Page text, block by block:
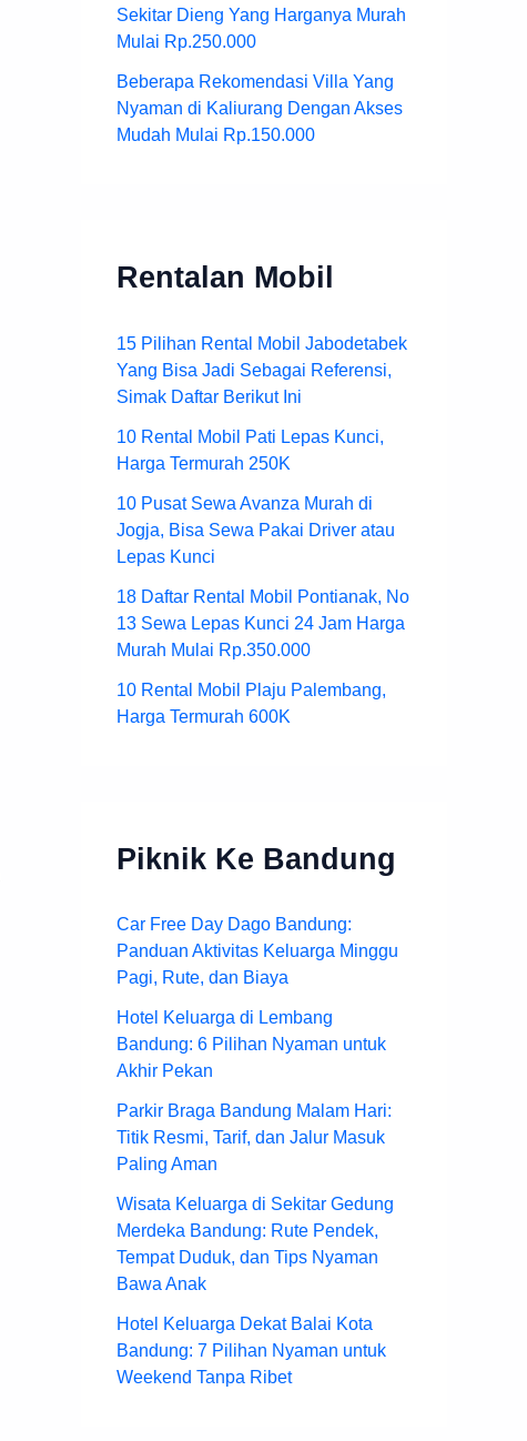
Sekitar Dieng Yang Harganya Murah
Mulai Rp.250.000
Beberapa Rekomendasi Villa Yang
Nyaman di Kaliurang Dengan Akses
Mudah Mulai Rp.150.000
Rentalan Mobil
15 Pilihan Rental Mobil Jabodetabek
Yang Bisa Jadi Sebagai Referensi,
Simak Daftar Berikut Ini
10 Rental Mobil Pati Lepas Kunci,
Harga Termurah 250K
10 Pusat Sewa Avanza Murah di
Jogja, Bisa Sewa Pakai Driver atau
Lepas Kunci
18 Daftar Rental Mobil Pontianak, No
13 Sewa Lepas Kunci 24 Jam Harga
Murah Mulai Rp.350.000
10 Rental Mobil Plaju Palembang,
Harga Termurah 600K
Piknik Ke Bandung
Car Free Day Dago Bandung:
Panduan Aktivitas Keluarga Minggu
Pagi, Rute, dan Biaya
Hotel Keluarga di Lembang
Bandung: 6 Pilihan Nyaman untuk
Akhir Pekan
Parkir Braga Bandung Malam Hari:
Titik Resmi, Tarif, dan Jalur Masuk
Paling Aman
Wisata Keluarga di Sekitar Gedung
Merdeka Bandung: Rute Pendek,
Tempat Duduk, dan Tips Nyaman
Bawa Anak
Hotel Keluarga Dekat Balai Kota
Bandung: 7 Pilihan Nyaman untuk
Weekend Tanpa Ribet